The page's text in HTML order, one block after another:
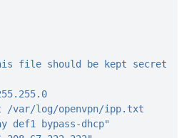
file should be kept secret
var/log/openvpn/ipp.txt
def1 bypass-dhcp"